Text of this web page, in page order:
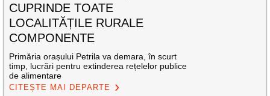
CUPRINDE TOATE
LOCALITĂȚILE RURALE
COMPONENTE
Primăria orașului Petrila va demara, în scurt
timp, lucrări pentru extinderea rețelelor publice
de alimentare
CITEȘTE MAI DEPARTE